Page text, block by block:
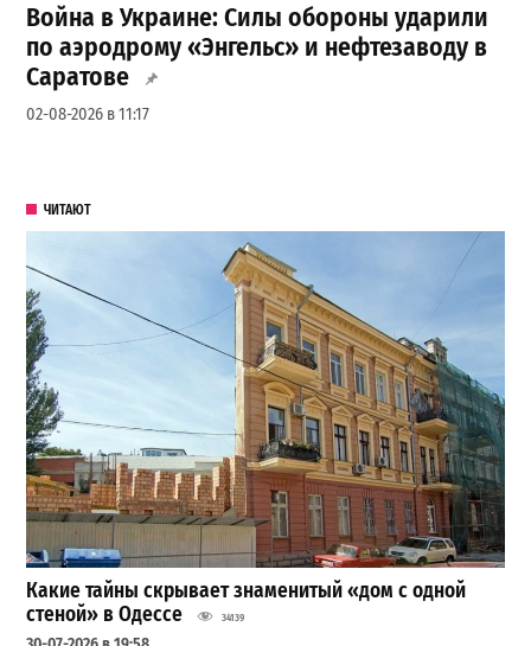
Война в Украине: Силы обороны ударили
по аэродрому «Энгельс» и нефтезаводу в
Саратове
02-08-2026 в 11:17
ЧИТАЮТ
Какие тайны скрывает знаменитый «дом с одной
стеной» в Одессе
34139